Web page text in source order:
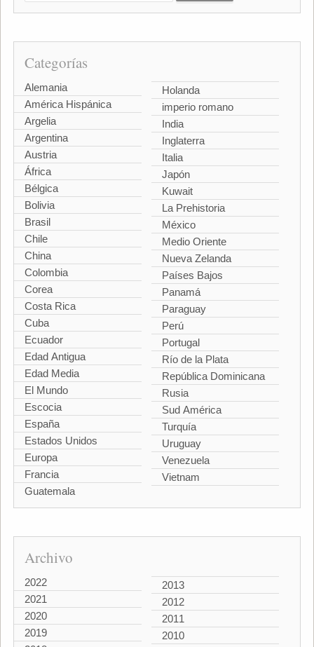
Categorías
Alemania
América Hispánica
Argelia
Argentina
Austria
África
Bélgica
Bolivia
Brasil
Chile
China
Colombia
Corea
Costa Rica
Cuba
Ecuador
Edad Antigua
Edad Media
El Mundo
Escocia
España
Estados Unidos
Europa
Francia
Guatemala
Holanda
imperio romano
India
Inglaterra
Italia
Japón
Kuwait
La Prehistoria
México
Medio Oriente
Nueva Zelanda
Países Bajos
Panamá
Paraguay
Perú
Portugal
Río de la Plata
República Dominicana
Rusia
Sud América
Turquía
Uruguay
Venezuela
Vietnam
Archivo
2022
2021
2020
2019
2013
2012
2011
2010